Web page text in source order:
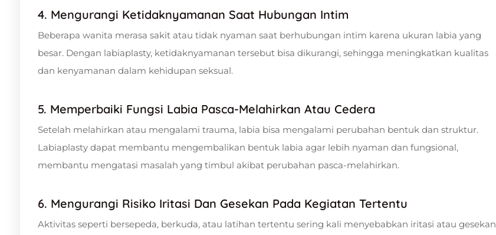
4. Mengurangi Ketidaknyamanan Saat Hubungan Intim
Beberapa wanita merasa sakit atau tidak nyaman saat berhubungan intim karena ukuran labia yang
besar. Dengan labiaplasty, ketidaknyamanan tersebut bisa dikurangi, sehingga meningkatkan kualitas
dan kenyamanan dalam kehidupan seksual.
5. Memperbaiki Fungsi Labia Pasca-Melahirkan Atau Cedera
Setelah melahirkan atau mengalami trauma, labia bisa mengalami perubahan bentuk dan struktur.
Labiaplasty dapat membantu mengembalikan bentuk labia agar lebih nyaman dan fungsional,
membantu mengatasi masalah yang timbul akibat perubahan pasca-melahirkan.
6. Mengurangi Risiko Iritasi Dan Gesekan Pada Kegiatan Tertentu
Aktivitas seperti bersepeda, berkuda, atau latihan tertentu sering kali menyebabkan iritasi atau gesekan